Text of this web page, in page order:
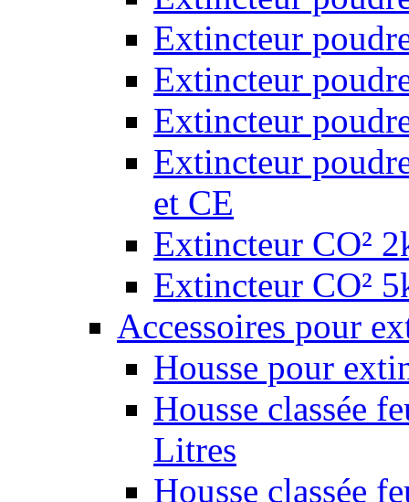
Extincteur
Extincteur
Extincteur
Extincteur
et CE
Extincteur CO²
Extincteur CO²
Accessoires pour
Housse pour
Housse classée
Litres
Housse classée